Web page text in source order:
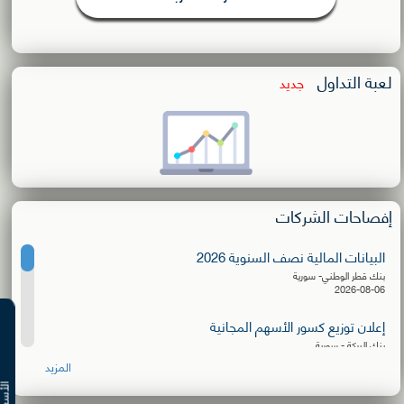
لعبة التداول جديد
إفصاحات الشركات
البيانات المالية نصف السنوية 2026
بنك قطر الوطني- سورية
2026-08-06
إعلان توزيع كسور الأسهم المجانية
بنك البركة - سورية
البيانات المالية نصف السنوية 2026
المزيد